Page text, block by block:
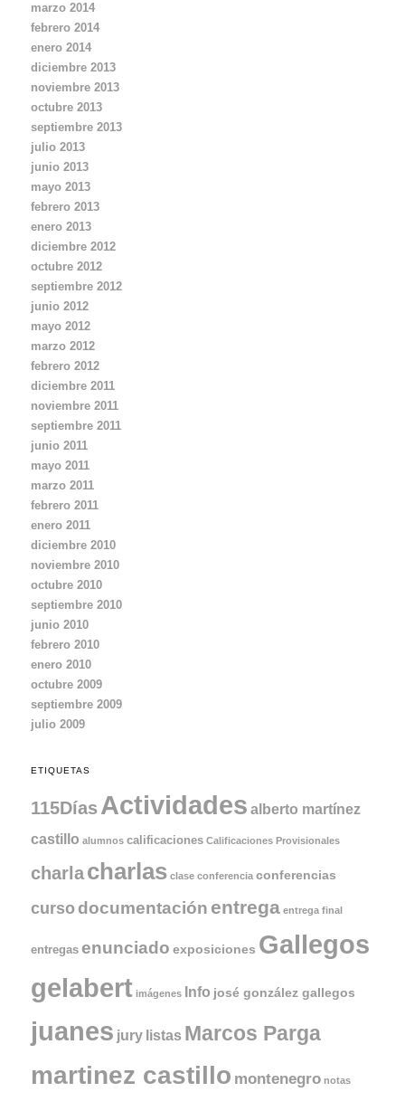
marzo 2014
febrero 2014
enero 2014
diciembre 2013
noviembre 2013
octubre 2013
septiembre 2013
julio 2013
junio 2013
mayo 2013
febrero 2013
enero 2013
diciembre 2012
octubre 2012
septiembre 2012
junio 2012
mayo 2012
marzo 2012
febrero 2012
diciembre 2011
noviembre 2011
septiembre 2011
junio 2011
mayo 2011
marzo 2011
febrero 2011
enero 2011
diciembre 2010
noviembre 2010
octubre 2010
septiembre 2010
junio 2010
febrero 2010
enero 2010
octubre 2009
septiembre 2009
julio 2009
ETIQUETAS
115DíasActividades alberto martínez
castillo alumnos calificaciones Calificaciones Provisionales
charlacharlas clase conferencia conferencias
curso documentación entrega entrega final
entregas enunciado exposiciones Gallegos
gelabert imágenes Info josé gonzález gallegos
juanes jury listas Marcos Parga
martinez castillo montenegro notas